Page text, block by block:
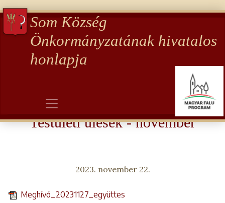
Som Község
Önkormányzatának hivatalos
honlapja
Aktualitások
Testületi ülések - november
2023. november 22.
Meghívó_20231127_együttes